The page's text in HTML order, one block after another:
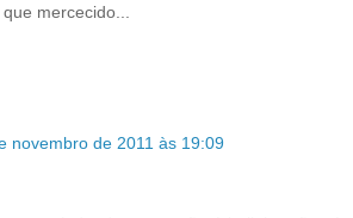
mercecido...
novembro de 2011 às 19:09